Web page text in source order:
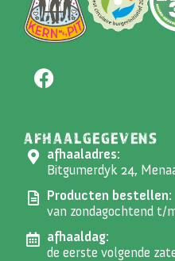
AFHAALGEGEVENS
afhaaladres:
Bitgumerdyk 24,
Producten bestellen:
van zondagochtend t/
afhaaldag:
de eerste volgende